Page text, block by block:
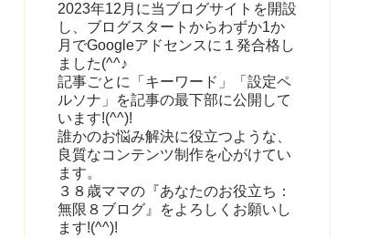
2023年12月に当ブログサイトを開設
し、ブログスタートからわずか1か
月でGoogleアドセンスに１発合格し
ました(^^♪
記事ごとに「キーワード」「設定ペ
ルソナ」を記事の最下部に公開して
います!(^^)!
誰かのお悩み解決に役立つような、
良質なコンテンツ制作を心がけてい
ます。
３８歳ママの『あなたのお役立ち：
無限８ブログ』をよろしくお願いし
ます!(^^)!